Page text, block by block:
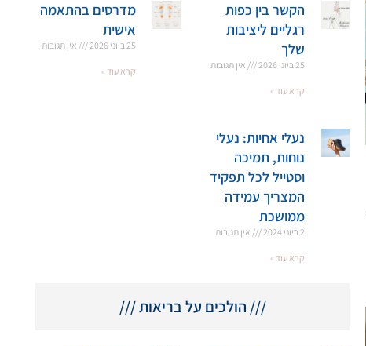
הקשר בין כפות
רגליים ליציבות
שלך
25 ביוני 2026 אין תגובות
קרא עוד »
מדרסים בהתאמה
אישית
25 ביוני 2026 אין תגובות
קרא עוד »
נעלי אחיות: נעלי
נוחות, תמיכה
וסטייל לכל תפקיד
המצריך עמידה
ממושכת
2 ביוני 2024 אין תגובות
קרא עוד »
/// הולכים על בריאות ///